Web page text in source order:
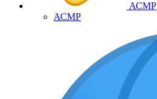
АСМР
АСМР